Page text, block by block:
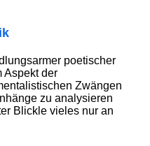
poetischer
Aspekt der
Zwängen
zu analysieren
Blickle vieles nur an